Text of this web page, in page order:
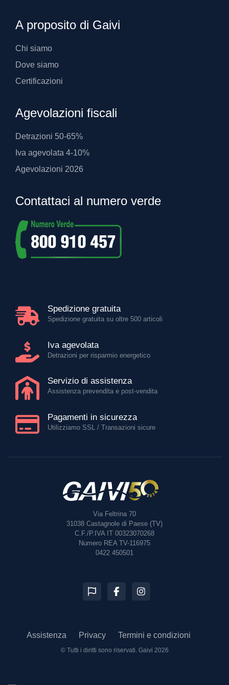
A proposito di Gaivi
Chi siamo
Dove siamo
Certificazioni
Agevolazioni fiscali
Detrazioni 50-65%
Iva agevolata 4-10%
Agevolazioni 2026
Contattaci al numero verde
Spedizione gratuita
Spedizione gratuita su oltre 500 articoli
Iva agevolata
Detrazioni per risparmio energetico
Servizio di assistenza
Assistenza prevendita e post-vendita
Pagamenti in sicurezza
Utilizziamo SSL / Transazioni sicure
Via Feltrina 70
31038 Castagnole di Paese (TV)
C.F./P.IVA IT 00323070268
Numero REA TV-116975
0422 450501
Assistenza Privacy Termini e condizioni
© Tutti i diritti sono riservati. Gaivi 2026